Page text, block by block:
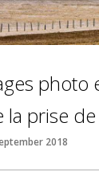
photo
la prise
2018